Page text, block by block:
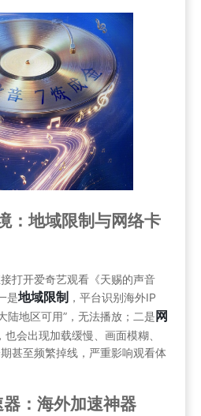
：地域限制与网络卡
打开爱奇艺观看《天赐的声音
是地域限制 ，平台识别海外IP
陆地区可用”，无法播放；二是 网
也会出现加载缓慢、画面模糊、
甚至频繁掉线，严重影响观看体
：海外加速神器